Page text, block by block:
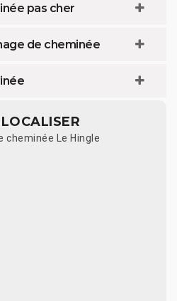
pas cher
de cheminée
cheminée Le Hingle